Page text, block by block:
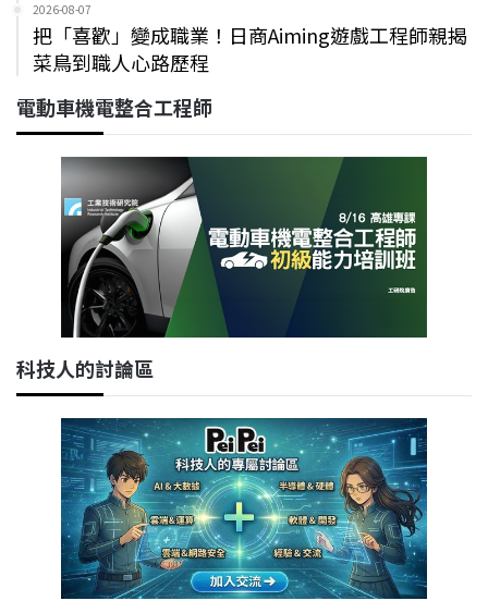
2026-08-07
把「喜歡」變成職業！日商Aiming遊戲工程師親揭
菜鳥到職人心路歷程
電動車機電整合工程師
科技人的討論區